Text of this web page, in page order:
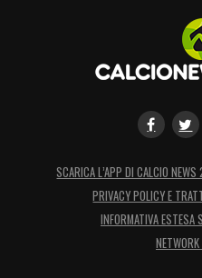
SCARICA L’APP DI CALCIO
PRIVACY POLICY E
INFORMATIVA ESTESA